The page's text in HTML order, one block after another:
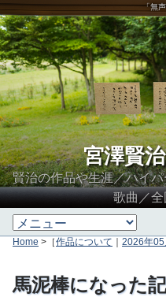
「無
宮澤賢
賢治の作品や生涯／ハイ
歌曲／
Home >［作品について ｜ 2026年05
馬泥棒になった